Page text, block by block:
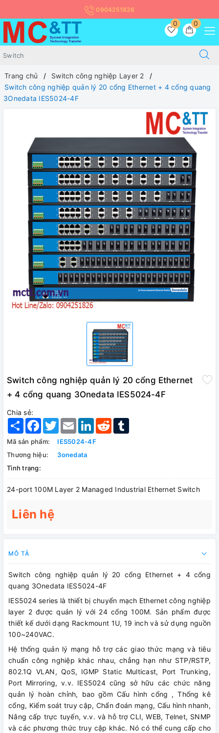
0904251826
0
0
Trang chủ
Switch công nghiệp Layer 2
Switch công nghiệp quản lý 20 cổng Ethernet + 4 cổng quang
3Onedata IES5024-4F
Switch công nghiệp quản lý 20 cổng Ethernet
+ 4 cổng quang 3Onedata IES5024-4F
Chia sẻ:
Share Facebook
TwitterEmail LinkedInReddit
Mã sản phẩm:
IES5024-4F
Thương hiệu:
3onedata
Tình trạng:
24-port 100M Layer 2 Managed Industrial Ethernet Switch
Liên hệ
MÔ TẢ
Switch công nghiệp quản lý 20 cổng Ethernet + 4 cổng
quang 3Onedata IES5024-4F
IES5024 series là thiết bị chuyển mạch Ethernet công nghiệp
layer 2 được quản lý với 24 cổng 100M. Sản phẩm được
thiết kế dưới dạng Rackmount 1U, 19 inch và sử dụng nguồn
100~240VAC.
Hệ thống quản lý mạng hỗ trợ các giao thức mạng và tiêu
chuẩn công nghiệp khác nhau, chẳng hạn như STP/RSTP,
802.1Q VLAN, QoS, IGMP Static Multicast, Port Trunking,
Port Mirroring, v.v. IES5024 cũng sở hữu các chức năng
quản lý hoàn chỉnh, bao gồm Cấu hình cổng , Thống kê
cổng, Kiểm soát truy cập, Chẩn đoán mạng, Cấu hình nhanh,
Nâng cấp trực tuyến, v.v. và hỗ trợ CLI, WEB, Telnet, SNMP
và các phương thức truy cập khác. Nó có thể cung cấp cho